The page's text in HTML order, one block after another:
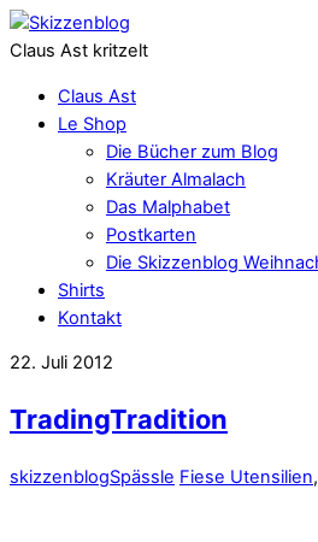
Claus Ast kritzelt
Claus Ast
Le Shop
Die Bücher zum Blog
Kräuter Almalach
Das Malphabet
Postkarten
Die Skizzenblog
Shirts
Kontakt
22. Juli 2012
TradingTradition
skizzenblogSpässle Fiese Utensilien,